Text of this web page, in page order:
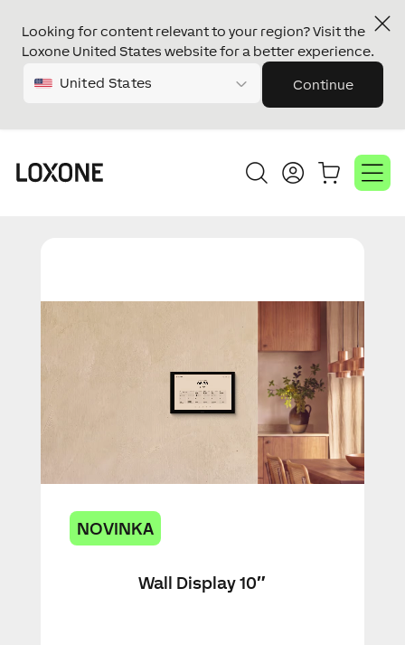
Looking for content relevant to your region? Visit the
Loxone United States website for a better experience.
United States Continue
NOVINKA
Wall Display 10″